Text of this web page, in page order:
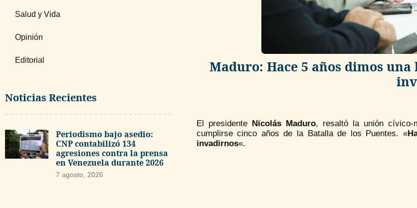
Salud y Vida
Opinión
Editorial
Noticias Recientes
Periodismo bajo asedio:
CNP contabilizó 134
agresiones contra la prensa
en Venezuela durante 2026
7 agosto, 2026
Maduro: Hace 5 años dimos
El presidenteNicolás Maduro, resaltó la unión cívico-
cumplirse cinco años de la Batalla de los Puentes. «
invadirnos«.